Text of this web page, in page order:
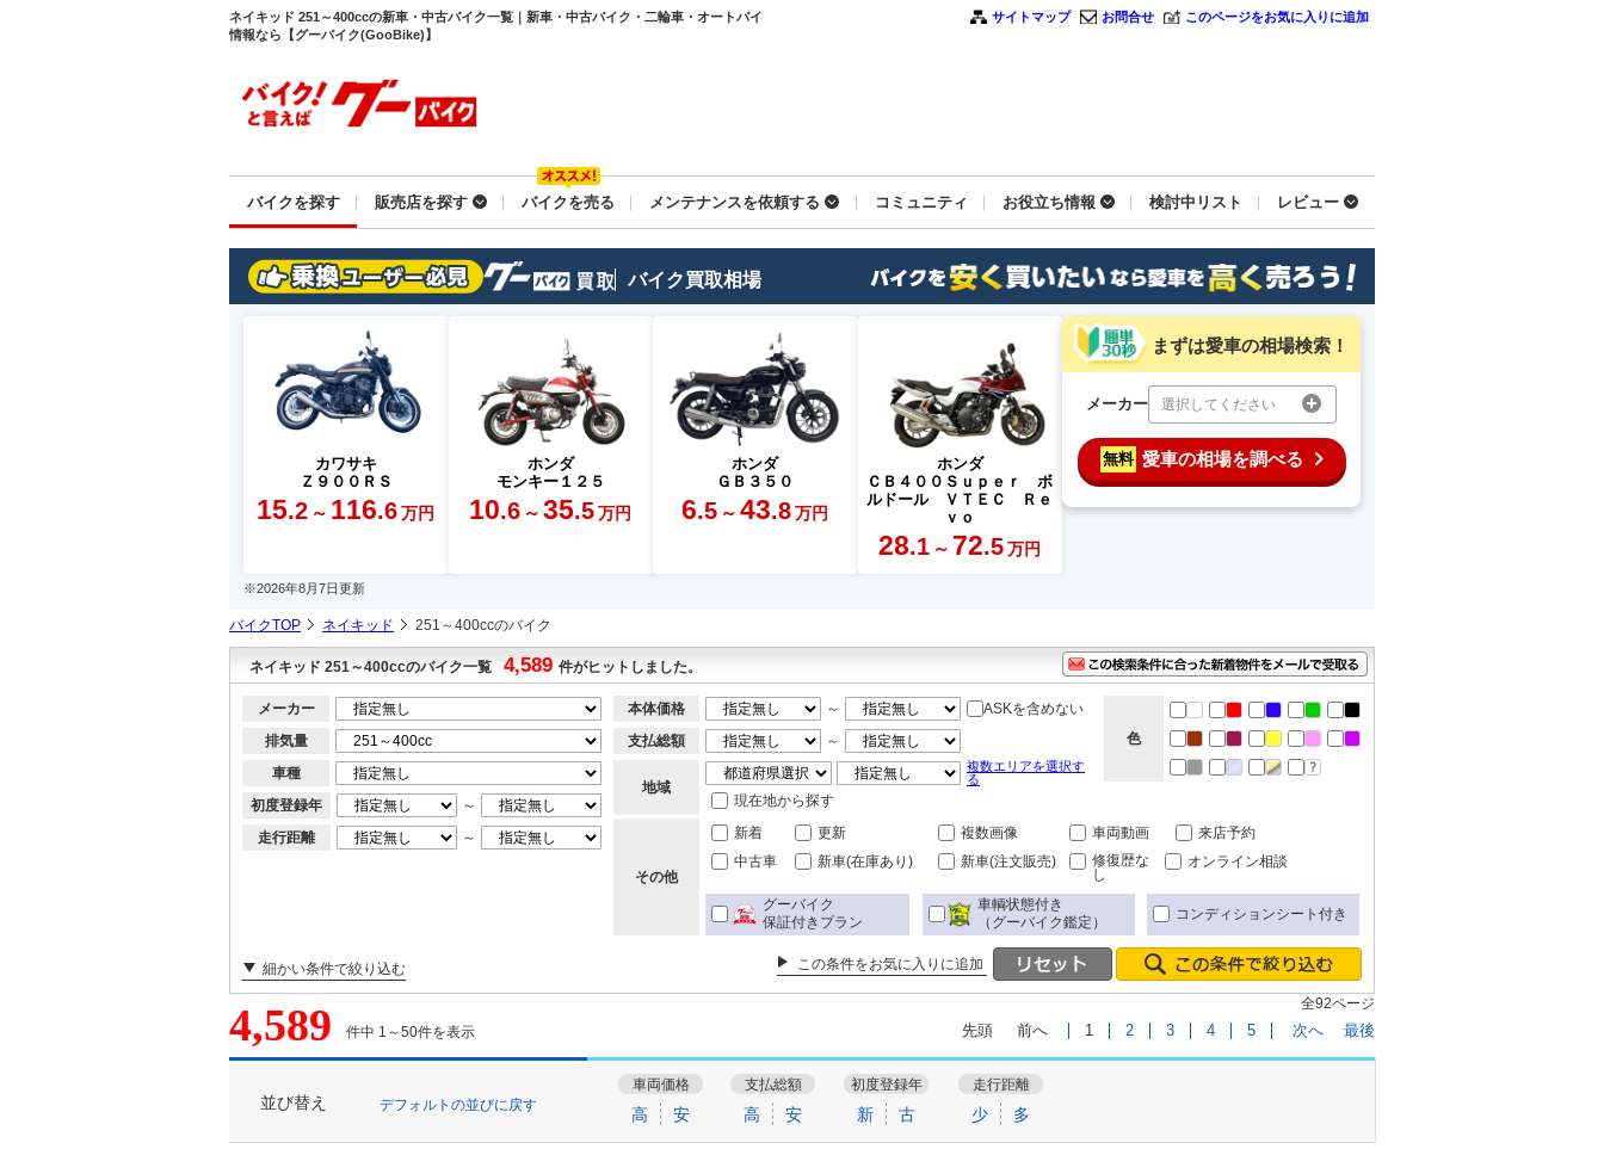
ネイキッド 251～400ccの新車・中古バイク一覧｜新車・中古バイク・二輪車・オートバイ
情報なら【グーバイク(GooBike)】
サイトマップ お問合せ このページをお気に入りに追加
バイクを探す 販売店を探す バイクを売る メンテナンスを依頼する コミュニティ お役立ち情報 検討中リスト レビュー
バイク買取相場
カワサキ
Ｚ９００ＲＳ
15.2 ～ 116.6 万円
ホンダ
モンキー１２５
10.6 ～ 35.5 万円
ホンダ
ＧＢ３５０
6.5 ～ 43.8 万円
ホンダ
ＣＢ４００Ｓｕｐｅｒ ボ
ルドール ＶＴＥＣ Ｒｅ
ｖｏ
28.1 ～ 72.5 万円
まずは愛車の相場検索！
メーカー 選択してください
無料 愛車の相場を調べる
※2026年8月7日更新
バイクTOP ネイキッド 251～400ccのバイク
ネイキッド 251～400ccのバイク一覧 4,589 件がヒットしました。
メーカー
排気量
車種
初度登録年
～
走行距離
～
本体価格 ～
ASKを含めない
支払総額
～
地域
複数エリアを選択す
る
現在地から探す
色
その他
新着 更新 複数画像 車両動画
来店予約
中古車
新車(在庫あり) 新車(注文販売)
修復歴な
し
オンライン相談
グーバイク
保証付きプラン
車輌状態付き
（グーバイク鑑定）
コンディションシート付き
細かい条件で絞り込む この条件をお気に入りに追加
4,589 件中 1～50件を表示
全92ページ
先頭 前へ 1 2 3 4 5 次へ 最後
並び替え デフォルトの並びに戻す
車両価格
高 安
支払総額
高 安
初度登録年
新 古
走行距離
少 多